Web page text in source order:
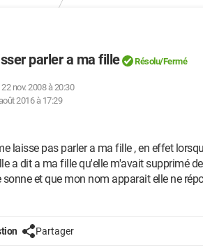
parler a ma fille Résolu/Fermé
nov. 2008 à 20:30
2016 à 17:29
laisse pas parler a ma fille , en effet
a dit a ma fille qu'elle m'avait supprimé
sonne et que mon nom apparait elle ne
Partager